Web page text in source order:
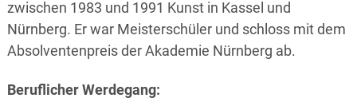
zwischen 1983 und 1991 Kunst in Kassel und
Nürnberg. Er war Meisterschüler und schloss mit dem
Absolventenpreis der Akademie Nürnberg ab.
Beruflicher Werdegang: